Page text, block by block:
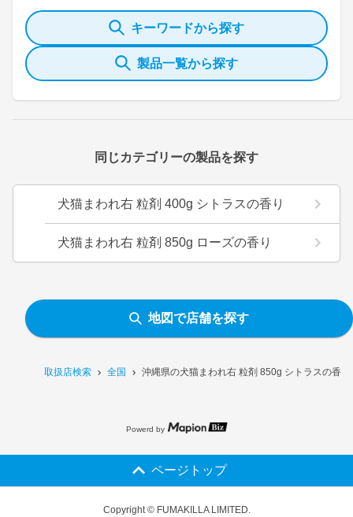
取扱店検索 全国 沖縄県の犬猫まわれ右 粒剤 850g シトラスの香
キーワードから探す
製品一覧から探す
同じカテゴリーの製品を探す
犬猫まわれ右 粒剤 400g シトラスの香り
犬猫まわれ右 粒剤 850g ローズの香り
地図で店舗を探す
Powerd by
ページトップ
Copyright © FUMAKILLA LIMITED.